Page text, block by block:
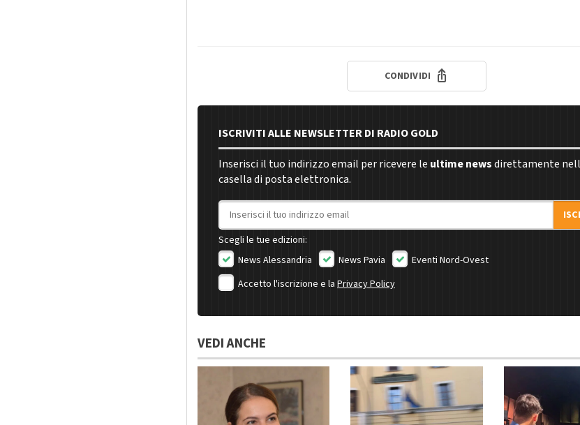
CONDIVIDI
ISCRIVITI ALLE NEWSLETTER DI RADIO GOLD
Inserisci il tuo indirizzo email per ricevere le ultime newsdirettamente
casella di posta elettronica.
Indirizzo email
Scegli le tue edizioni:
News Alessandria
News Pavia
Eventi Nord-Ovest
Accetto l'iscrizione e la Privacy Policy
VEDI ANCHE